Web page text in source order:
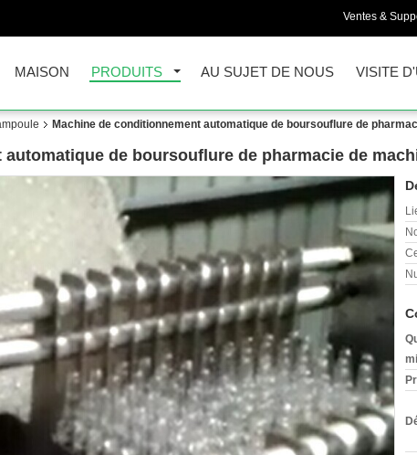
Ventes &
MAISON PRODUITS AU SUJET DE NOUS VISITE
Machine de conditionnement automatique de boursouflure de
de boursouflure de pharmacie de